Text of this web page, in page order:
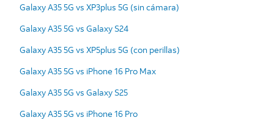
Galaxy A35 5G vs XP3plus 5G (sin cámara)
Galaxy A35 5G vs Galaxy S24
Galaxy A35 5G vs XP5plus 5G (con perillas)
Galaxy A35 5G vs iPhone 16 Pro Max
Galaxy A35 5G vs Galaxy S25
Galaxy A35 5G vs iPhone 16 Pro